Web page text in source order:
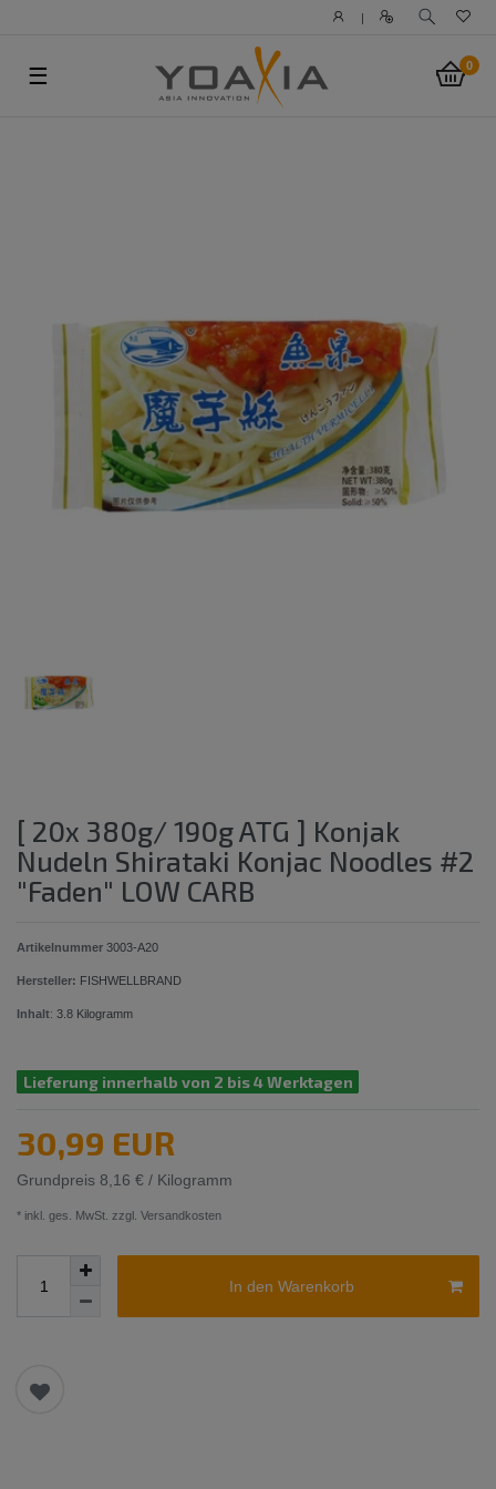
|
0
☰
[ 20x 380g/ 190g ATG ] Konjak
Nudeln Shirataki Konjac Noodles #2
"Faden" LOW CARB
Artikelnummer 3003-A20
Hersteller: FISHWELLBRAND
Inhalt: 3.8 Kilogramm
Lieferung innerhalb von 2 bis 4 Werktagen
30,99 EUR
Grundpreis 8,16 € / Kilogramm
* inkl. ges. MwSt. zzgl. Versandkosten
In den Warenkorb